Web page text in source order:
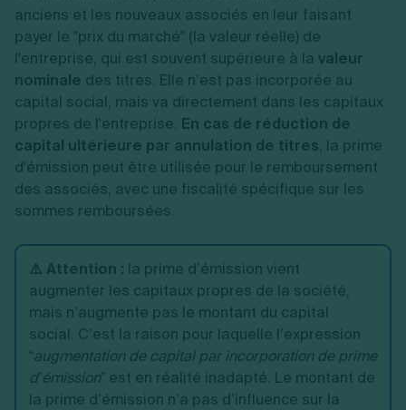
anciens et les nouveaux associés en leur faisant
payer le "prix du marché" (la valeur réelle) de
l'entreprise, qui est souvent supérieure à la valeur
nominale des titres. Elle n’est pas incorporée au
capital social, mais va directement dans les capitaux
propres de l'entreprise. En cas de réduction de
capital ultérieure par annulation de titres, la prime
d'émission peut être utilisée pour le remboursement
des associés, avec une fiscalité spécifique sur les
sommes remboursées.
⚠️ Attention : la prime d’émission vient
augmenter les capitaux propres de la société,
mais n’augmente pas le montant du capital
social. C’est la raison pour laquelle l’expression
“augmentation de capital par incorporation de prime
d’émission” est en réalité inadapté. Le montant de
la prime d’émission n’a pas d’influence sur la